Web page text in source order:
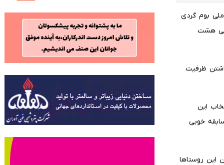
بوم گردی
هشت
ظرفیت
این
خوبی
این روستاها